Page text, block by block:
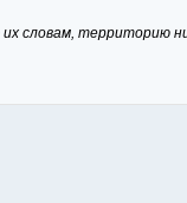
словам, территорию